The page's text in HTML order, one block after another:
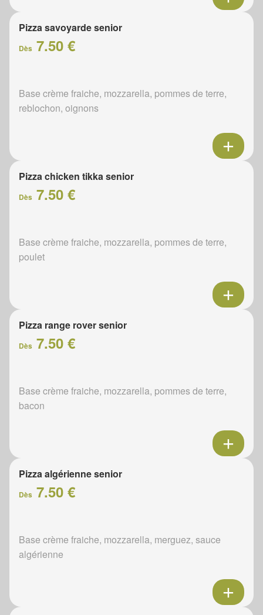
Pizza savoyarde senior
Dès 7.50 €
Base crème fraiche, mozzarella, pommes de terre,
reblochon, oignons
Pizza chicken tikka senior
Dès 7.50 €
Base crème fraiche, mozzarella, pommes de terre,
poulet
Pizza range rover senior
Dès 7.50 €
Base crème fraiche, mozzarella, pommes de terre,
bacon
Pizza algérienne senior
Dès 7.50 €
Base crème fraiche, mozzarella, merguez, sauce
algérienne